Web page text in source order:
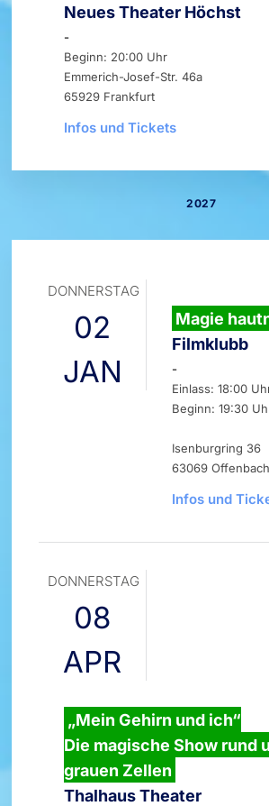
Neues Theater Höchst
-
Beginn: 20:00 Uhr
Emmerich-Josef-Str. 46a
65929 Frankfurt
Infos und Tickets
2027
DONNERSTAG
02
JAN
Magie
Filmklubb
-
Einlass: 18:00
Beginn: 19:30
Isenburgring 36
63069 Offenbach
Infos und
DONNERSTAG
08
APR
„Mein Gehirn und ich“
Die magische Show rund
grauen Zellen
Thalhaus Theater